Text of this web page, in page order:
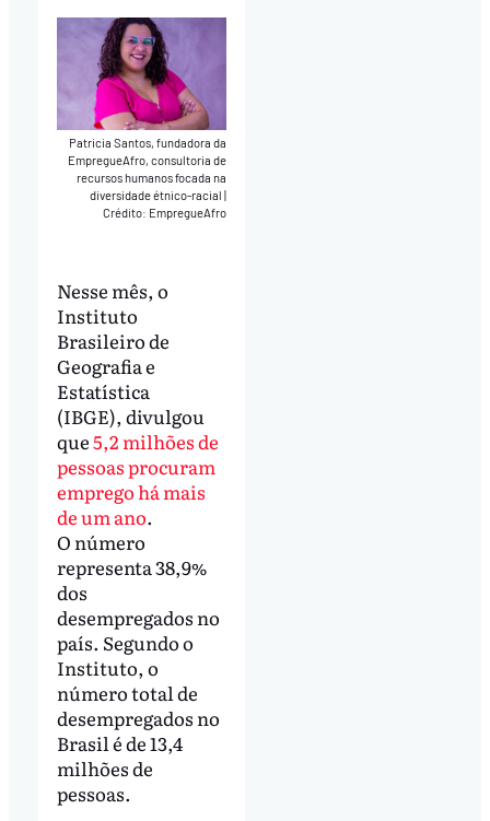
Patricia Santos, fundadora da
EmpregueAfro, consultoria de
recursos humanos focada na
diversidade étnico-racial
Crédito: EmpregueAfro
Nesse mês, o
Instituto
Brasileiro de
Geografia e
Estatística
(IBGE), divulgou
que5,2 milhões de
pessoas procuram
emprego há mais
de um ano.
O número
representa 38,9%
dos
desempregados no
país. Segundo o
Instituto, o
número total de
desempregados no
Brasil é de 13,4
milhões de
pessoas.